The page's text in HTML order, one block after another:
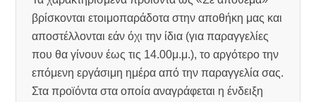
βρίσκονται ετοιμοπαράδοτα στην αποθήκη μας και
αποστέλλονται εάν όχι την ίδια (για παραγγελίες
που θα γίνουν έως τις 14.00μ.μ.), το αργότερο την
επόμενη εργάσιμη ημέρα από την παραγγελία σας.
Στα προϊόντα στα οποία αναγράφεται η ένδειξη